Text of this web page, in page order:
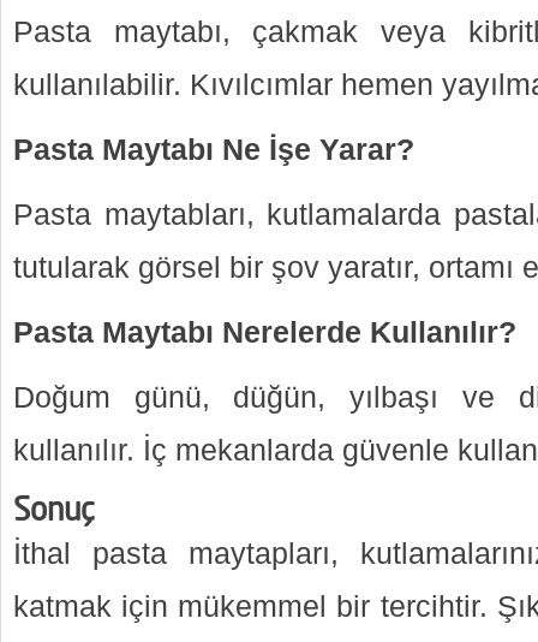
Pasta maytabı, çakmak veya
kullanılabilir. Kıvılcımlar hemen
Pasta Maytabı Ne İşe Yarar?
Pasta maytabları, kutlamalarda
tutularak görsel bir şov yaratır, ortamı
Pasta Maytabı Nerelerde Kullanılır?
Doğum günü, düğün, yılbaşı ve
kullanılır. İç mekanlarda güvenle
Sonuç
İthal pasta maytapları,
katmak için mükemmel bir tercihtir.